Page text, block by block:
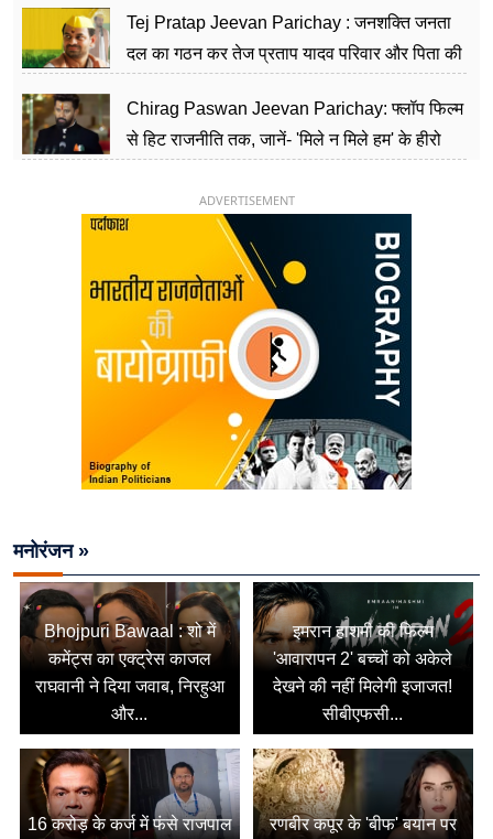
Tej Pratap Jeevan Parichay : जनशक्ति जनता
दल का गठन कर तेज प्रताप यादव परिवार और पिता की
Chirag Paswan Jeevan Parichay: फ्लॉप फिल्म
से हिट राजनीति तक, जानें- 'मिले न मिले हम' के हीरो
ADVERTISEMENT
मनोरंजन »
Bhojpuri Bawaal : शो में
कमेंट्स का एक्ट्रेस काजल
राघवानी ने दिया जवाब, निरहुआ
और...
इमरान हाशमी की फिल्म
'आवारापन 2' बच्चों को अकेले
देखने की नहीं मिलेगी इजाजत!
सीबीएफसी...
16 करोड़ के कर्ज में फंसे राजपाल
रणबीर कपूर के 'बीफ' बयान पर